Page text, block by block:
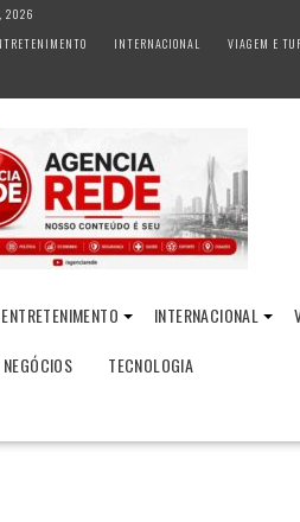
2026
INTERNACIONAL VIAGEM E
ENTRETENIMENTO INTERNACIONAL
TECNOLOGIA